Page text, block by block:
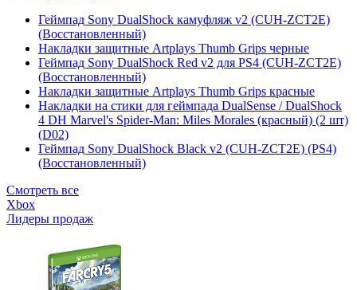
Геймпад Sony DualShock камуфляж v2 (CUH-ZCT2E)
(Восстановленный)
Накладки защитные Artplays Thumb Grips черные
Геймпад Sony DualShock Red v2 для PS4 (CUH-ZCT2E)
(Восстановленный)
Накладки защитные Artplays Thumb Grips красные
Накладки на стики для геймпада DualSense / DualShock
4 DH Marvel's Spider-Man: Miles Morales (красный) (2 шт)
(D02)
Геймпад Sony DualShock Black v2 (CUH-ZCT2E) (PS4)
(Восстановленный)
Смотреть все
Xbox
Лидеры продаж